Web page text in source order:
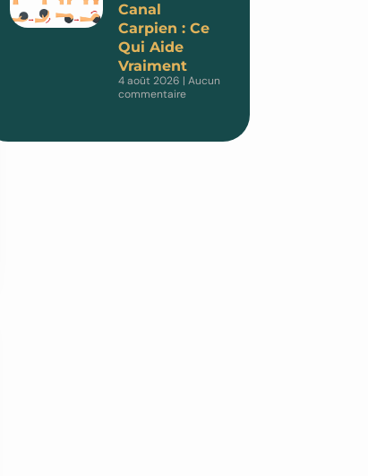
Canal
Carpien : Ce
Qui Aide
Vraiment
4 août 2026
Aucun
commentaire